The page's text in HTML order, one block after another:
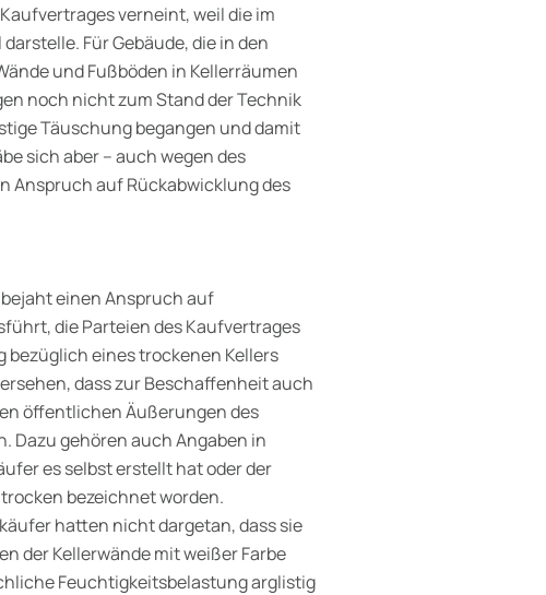
verneint, weil die im
Für Gebäude, die in den
und Fußböden in Kellerräumen
noch nicht zum Stand der Technik
Täuschung begangen und damit
sich aber – auch wegen des
Anspruch auf Rückabwicklung des
einen Anspruch auf
die Parteien des Kaufvertrages
eines trockenen Kellers
dass zur Beschaffenheit auch
öffentlichen Äußerungen des
Dazu gehören auch Angaben in
es selbst erstellt hat oder der
trocken bezeichnet worden.
hatten nicht dargetan, dass sie
der Kellerwände mit weißer Farbe
Feuchtigkeitsbelastung arglistig